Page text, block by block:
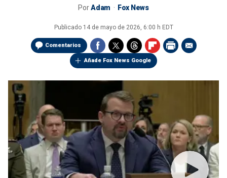
PorAdam Fox News
Publicado 14 de mayo de 2026, 6:00 h EDT
Comentarios
Añade Fox News Google